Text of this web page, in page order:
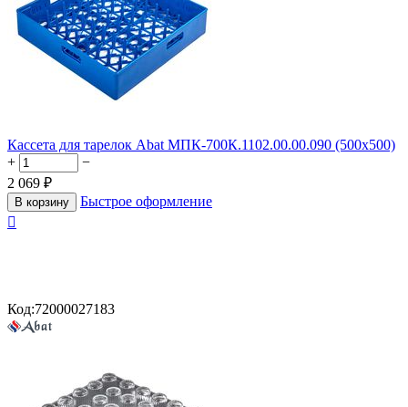
Кассета для тарелок Abat МПК-700К.1102.00.00.090 (500х500)
+
−
2 069 ₽
В корзину
Быстрое оформление

Код:72000027183